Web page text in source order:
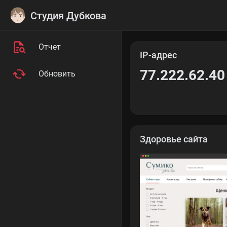
Студия Дубкова
Отчет
Обновить
IP-адрес
77.222.62.40
Здоровье сайта